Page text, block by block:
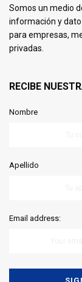
Somos un medio
información y
para empresas,
privadas.
RECIBE
Nombre
Apellido
Email address: